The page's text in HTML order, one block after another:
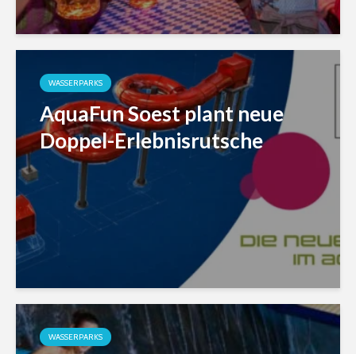
WASSERPARKS
AquaFun Soest plant neue
Doppel-Erlebnisrutsche
WASSERPARKS